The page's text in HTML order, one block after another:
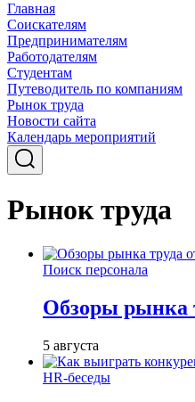
Главная
Соискателям
Предпринимателям
Работодателям
Студентам
Путеводитель по компаниям
Рынок труда
Новости сайта
Календарь мероприятий
Рынок труда
Поиск персонала
Обзоры рынка
5 августа
HR-беседы